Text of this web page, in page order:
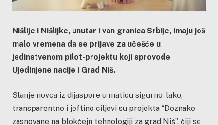
Nišlije i Nišlijke, unutar i van granica Srbije, imaju još
malo vremena da se prijave za učešće u
jedinstvenom pilot-projektu koji sprovode
Ujedinjene nacije i Grad Niš.
Slanje novca iz dijaspore u maticu sigurno, lako,
transparentno i jeftino ciljevi su projekta “Doznake
zasnovane na blokčejn tehnologiji za grad Niš”, čiji se